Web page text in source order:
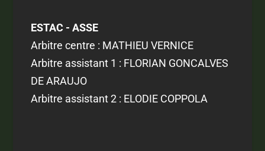
ESTAC - ASSE
Arbitre centre : MATHIEU VERNICE
Arbitre assistant 1 : FLORIAN GONCALVES
DE ARAUJO
Arbitre assistant 2 : ELODIE COPPOLA